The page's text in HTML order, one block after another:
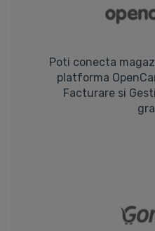
Poti conecta
platforma
Facturare si